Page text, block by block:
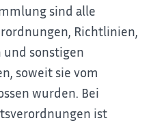
sind alle
Richtlinien,
und sonstigen
soweit sie vom
wurden. Bei
ist